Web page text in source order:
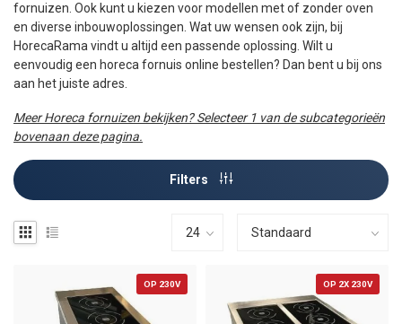
fornuizen. Ook kunt u kiezen voor modellen met of zonder oven
en diverse inbouwoplossingen. Wat uw wensen ook zijn, bij
HorecaRama vindt u altijd een passende oplossing. Wilt u
eenvoudig een horeca fornuis online bestellen? Dan bent u bij ons
aan het juiste adres.
Meer Horeca fornuizen bekijken? Selecteer 1 van de subcategorieën
bovenaan deze pagina.
Filters
OP 230V OP 2X 230V